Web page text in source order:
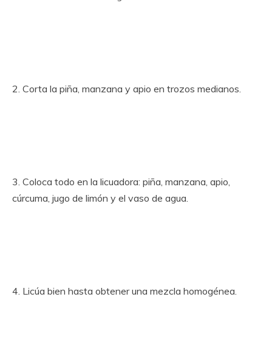
2. Corta la piña, manzana y apio en trozos medianos.
3. Coloca todo en la licuadora: piña, manzana, apio,
cúrcuma, jugo de limón y el vaso de agua.
4. Licúa bien hasta obtener una mezcla homogénea.